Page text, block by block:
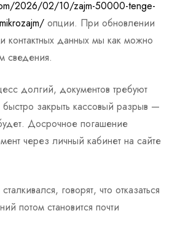
2026/02/10/zajm-50000-tenge-
опции. При обновлении
контактных данных мы как можно
сведения.
долгий, документов требуют
закрыть кассовый разрыв —
Досрочное погашение
через личный кабинет на сайте
говорят, что отказаться
потом становится почти